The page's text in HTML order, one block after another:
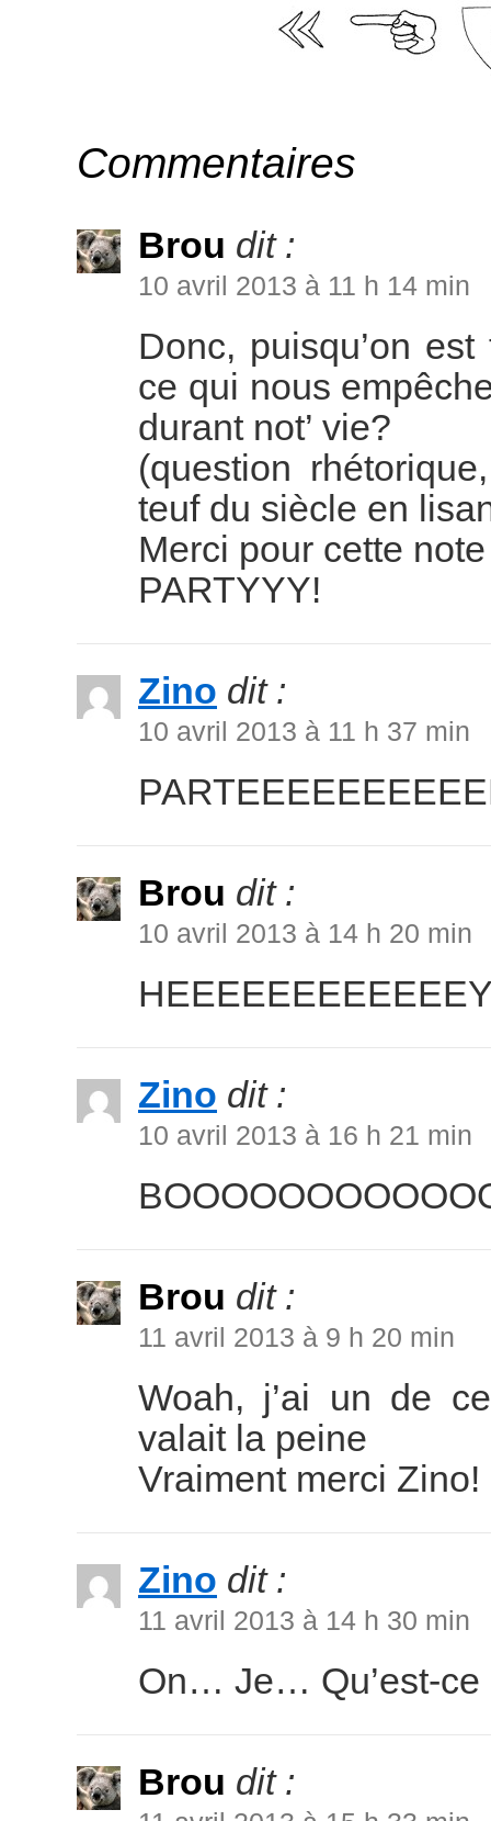
Commentaires
Brou dit :
10 avril 2013 à 11 h 14 min
Donc, puisqu’on
ce qui nous
durant not’ vie?
(question
teuf du siècle en
Merci pour cette
PARTYYY!
Zino dit :
10 avril 2013 à 11 h 37 min
Brou dit :
10 avril 2013 à 14 h 20 min
Zino dit :
10 avril 2013 à 16 h 21 min
Brou dit :
11 avril 2013 à 9 h 20 min
Woah, j’ai un de
valait la peine
Vraiment merci Zino!
Zino dit :
11 avril 2013 à 14 h 30 min
On… Je… Qu’est-ce
Brou dit :